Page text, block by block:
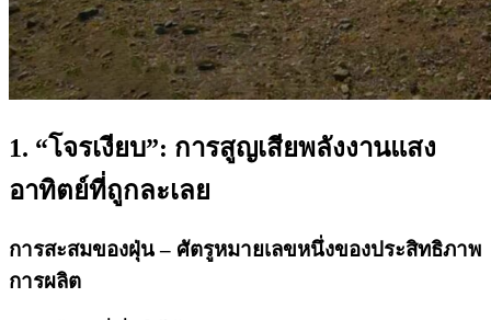
1. “โจรเงียบ”: การสูญเสียพลังงานแสง
อาทิตย์ที่ถูกละเลย
การสะสมของฝุ่น – ศัตรูหมายเลขหนึ่งของประสิทธิภาพ
การผลิต